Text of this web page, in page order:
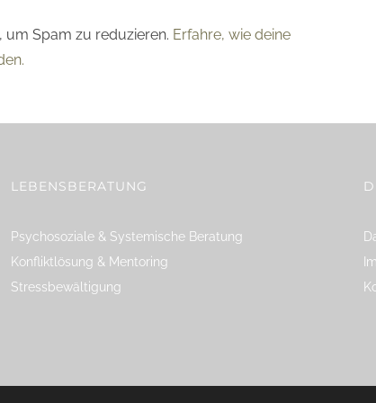
um Spam zu reduzieren. Erfahre, wie deine
LEBENSBERATUNG
Psychosoziale & Systemische Beratung
Konfliktlösung & Mentoring
Stressbewältigung